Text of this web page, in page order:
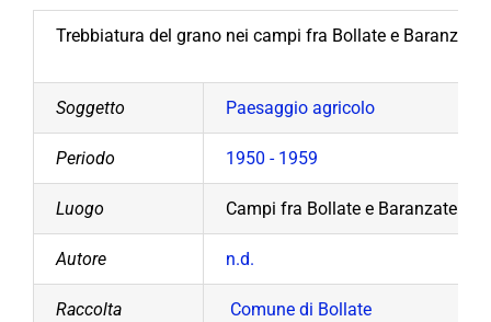
Trebbiatura del grano nei campi fra Bollate e Baranzate
Soggetto Paesaggio agricolo
Periodo 1950 - 1959
Luogo Campi fra Bollate e Baranzate
Autore n.d.
Raccolta Comune di Bollate